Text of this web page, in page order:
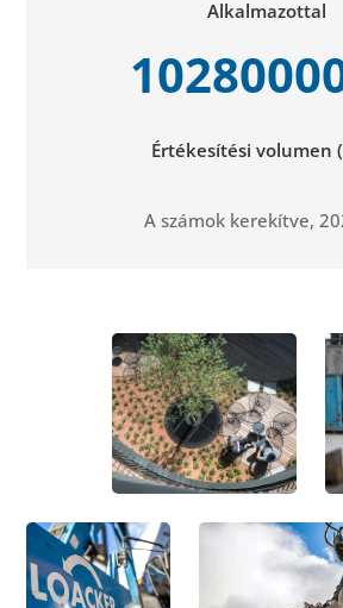
Alkalmazottal
Értékesítési volumen
A számok kerekítve,